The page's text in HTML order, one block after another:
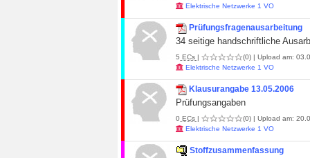
Elektrische Netzwerke 1 VO
Prüfungsfragenausarbeitung
34 seitige handschriftliche
5 ECs | (0) | Upload am:
Elektrische Netzwerke 1 VO
Klausurangabe 13.05.2006
Prüfungsangaben
0 ECs | (0) | Upload am:
Elektrische Netzwerke 1 VO
Stoffzusammenfassung